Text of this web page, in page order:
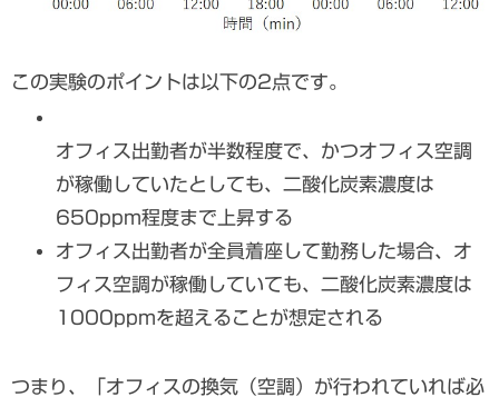
この実験のポイントは以下の2点です。
オフィス出勤者が半数程度で、かつオフィス空調
が稼働していたとしても、二酸化炭素濃度は
650ppm程度まで上昇する
オフィス出勤者が全員着座して勤務した場合、オ
フィス空調が稼働していても、二酸化炭素濃度は
1000ppmを超えることが想定される
つまり、「オフィスの換気（空調）が行われていれば必